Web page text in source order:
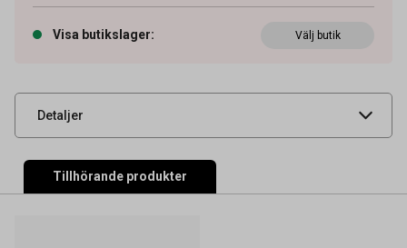
Visa butikslager: Välj butik
Detaljer
UNSPSC 44103122
Tillhörande produkter